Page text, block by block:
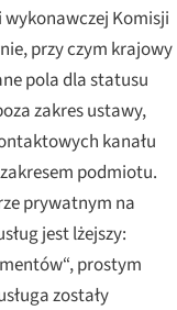
Komisji
przy czym krajowy
pola dla statusu
zakres ustawy,
kanału
podmiotu.
prywatnym na
jest lżejszy:
prostym
zostały